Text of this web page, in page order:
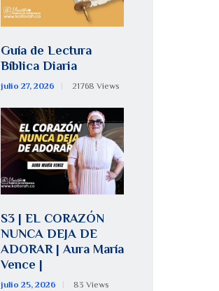
Guía de Lectura
Bíblica Diaria
julio 27, 2026 21768 Views
S3 | EL CORAZÓN
NUNCA DEJA DE
ADORAR | Aura María
Vence |
julio 25, 2026 83 Views